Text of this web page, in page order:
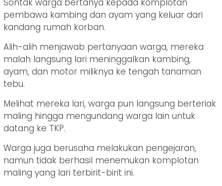
Sontak warga bertanya kepada komplotan
pembawa kambing dan ayam yang keluar dari
kandang rumah korban.
Alih-alih menjawab pertanyaan warga, mereka
malah langsung lari meninggalkan kambing,
ayam, dan motor miliknya ke tengah tanaman
tebu.
Melihat mereka lari, warga pun langsung berteriak
maling hingga mengundang warga lain untuk
datang ke TKP.
Warga juga berusaha melakukan pengejaran,
namun tidak berhasil menemukan komplotan
maling yang lari terbirit-birit ini.